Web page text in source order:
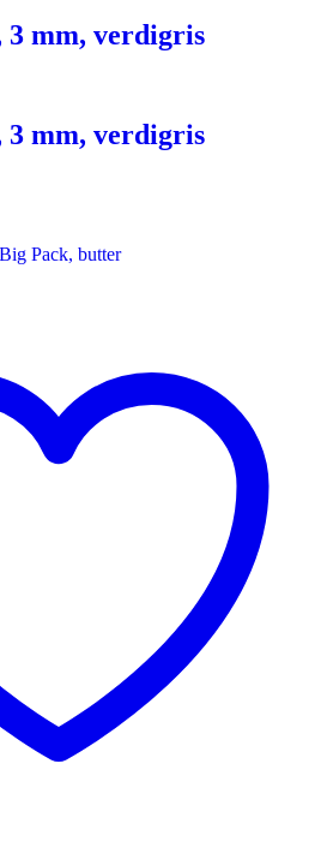
mm, verdigris
mm, verdigris